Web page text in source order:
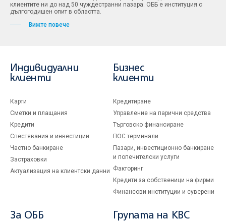
клиентите ни до над 50 чуждестранни пазара. ОББ е институция с
дългогодишен опит в областта.
Вижте повече
Индивидуални
клиенти
Карти
Сметки и плащания
Кредити
Спестявания и инвестиции
Частно банкиране
Застраховки
Актуализация на клиентски данни
Бизнес
клиенти
Кредитиране
Управление на парични средства
Търговско финансиране
ПОС терминали
Пазари, инвестиционно банкиране
и попечителски услуги
Факторинг
Кредити за собственици на фирми
Финансови институции и суверени
За ОББ Групата на KBC